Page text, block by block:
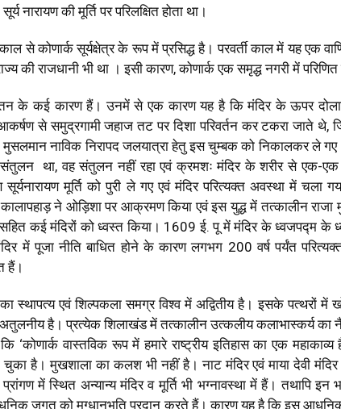
नारायण की मूर्ति पर परिलक्षित होता था।
से कोणार्क सूर्यक्षेत्र के रूप में प्रसिद्ध है। परवर्ती काल में यह एक
की राजधानी भी था । इसी कारण, कोणार्क एक समृद्ध नगरी में
के कई कारण हैं। उनमें से एक कारण यह है कि मंदिर के ऊपर
से समुद्रगामी जहाज तट पर दिशा परिवर्तन कर टकरा जाते थे,
नाविक निरापद जलयात्रा हेतु इस चुम्बक को निकालकर ले
था, वह संतुलन नहीं रहा एवं क्रमशः मंदिर के शरीर से एक-
मूर्ति को पुरी ले गए एवं मंदिर परित्यक्त अवस्था में चला
ने ओड़िशा पर आक्रमण किया एवं इस युद्ध में तत्कालीन
सहित कई मंदिरों को ध्वस्त किया। 1609 ई. पू में मंदिर के ध्वजपद्म के
में पूजा नीति बाधित होने के कारण लगभग 200 वर्ष पर्यंत
हैं।
स्थापत्य एवं शिल्पकला समग्र विश्व में अद्वितीय है। इसके पत्थरों में
है। प्रत्येक शिलाखंड में तत्कालीन उत्कलीय कलाभास्कर्य का
‘कोणार्क वास्तविक रूप में हमारे राष्ट्रीय इतिहास का एक
चुका है। मुखशाला का कलश भी नहीं है। नाट मंदिर एवं माया देवी
में स्थित अन्यान्य मंदिर व मूर्ति भी भग्नावस्था में हैं। तथापि इन
जगत को मुग्धानुभूति प्रदान करते हैं। कारण यह है कि इस आधुनिक